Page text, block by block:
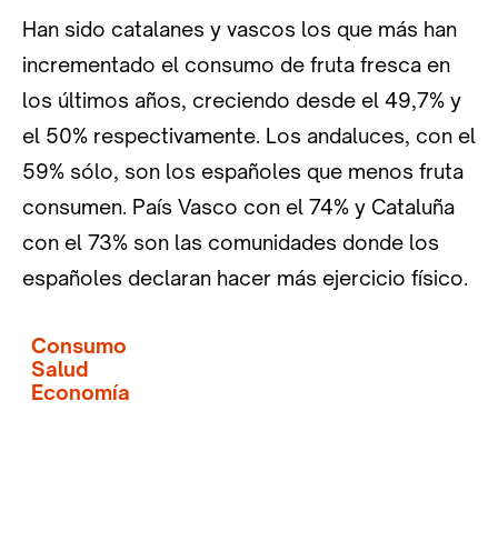
Han sido catalanes y vascos los que más han
incrementado el consumo de fruta fresca en
los últimos años, creciendo desde el 49,7% y
el 50% respectivamente. Los andaluces, con el
59% sólo, son los españoles que menos fruta
consumen. País Vasco con el 74% y Cataluña
con el 73% son las comunidades donde los
españoles declaran hacer más ejercicio físico.
Consumo
Salud
Economía